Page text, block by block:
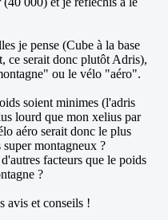
je pense (Cube à la base
ce serait donc plutôt Adris),
ou le vélo "aéro".
soient minimes (l'adris
lourd que mon xelius par
aéro serait donc le plus
montagneux ?
facteurs que le poids
?
avis et conseils !